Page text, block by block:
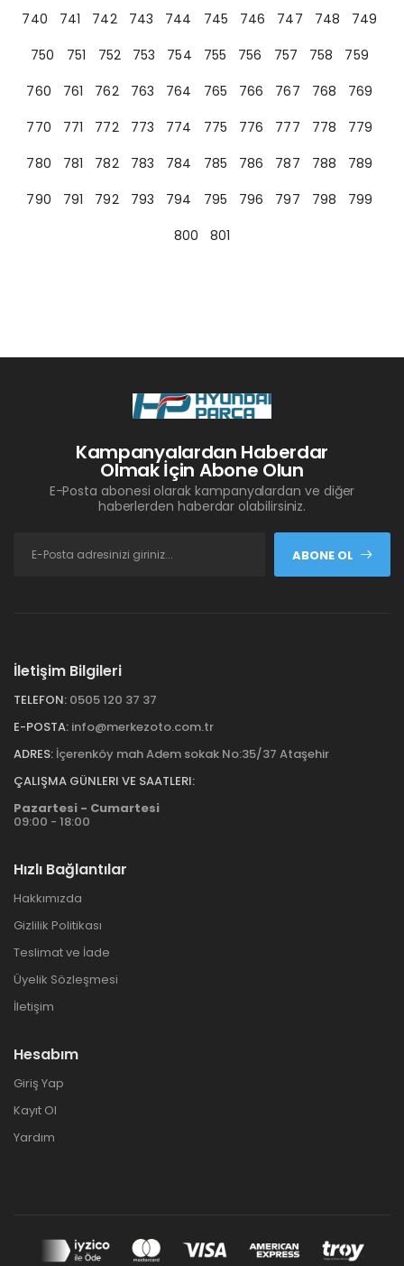
740
741 742 743 744 745 746 747 748
749
750
751 752 753 754 755 756 757 758
759
760
761 762 763 764 765 766 767 768
769
770
771 772 773 774 775 776 777 778
779
780
781 782 783 784 785 786 787 788
789
790
791 792 793 794 795 796 797 798
799
800
801
Kampanyalardan Haberdar
Olmak İçin Abone Olun
E-Posta abonesi olarak kampanyalardan ve diğer
haberlerden haberdar olabilirsiniz.
ABONE OL
İletişim Bilgileri
TELEFON: 0505 120 37 37
E-POSTA: info@merkezoto.com.tr
ADRES: İçerenköy mah Adem sokak No:35/37 Ataşehir
ÇALIŞMA GÜNLERI VE SAATLERI:
Pazartesi - Cumartesi
09:00 - 18:00
Hızlı Bağlantılar
Hakkımızda
Gizlilik Politikası
Teslimat ve İade
Üyelik Sözleşmesi
İletişim
Hesabım
Giriş Yap
Kayıt Ol
Yardım